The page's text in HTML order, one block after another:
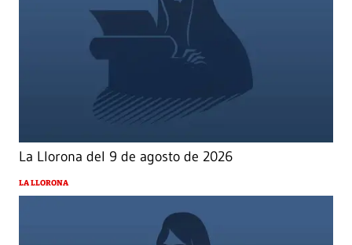
La Llorona del 9 de agosto de 2026
LA LLORONA